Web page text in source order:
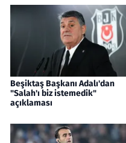
Beşiktaş Başkanı Adalı'dan
"Salah'ı biz istemedik"
açıklaması